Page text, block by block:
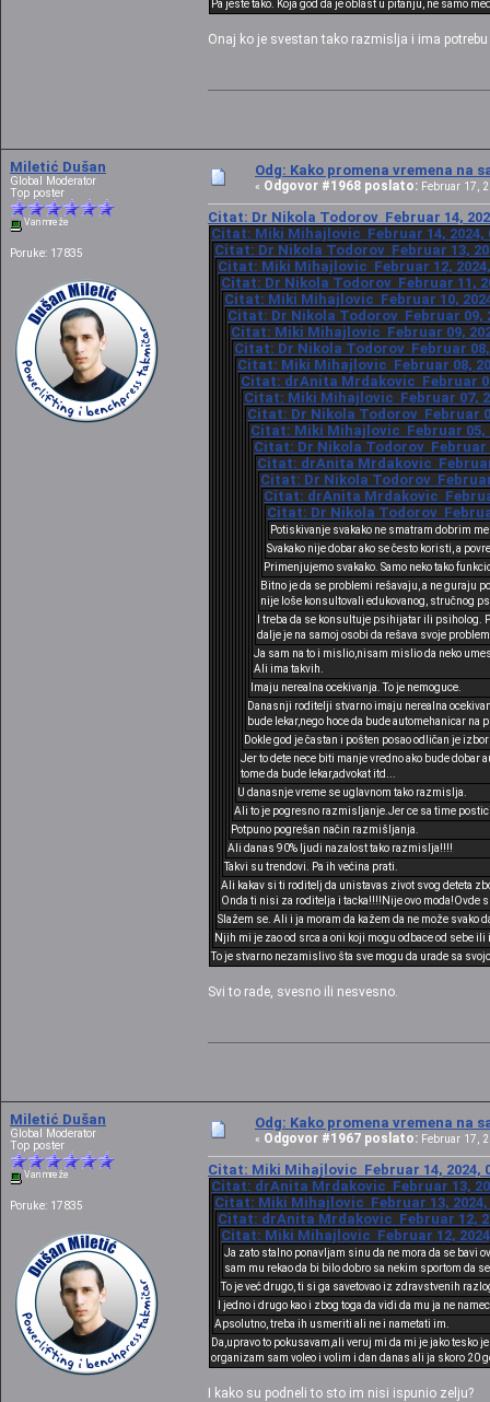
Pa jeste tako. Koja god da je oblast u pitanju, ne samo
Onaj ko je svestan tako razmislja i ima
Miletić Dušan
Global Moderator
Top poster
Van mreže
Poruke: 17835
Odg: Kako promena vremena na
« Odgovor #1968 poslato: Februar 17,
Citat: Dr Nikola Todorov Februar 14,
Citat: Miki Mihajlovic Februar 14, 2024,
Citat: Dr Nikola Todorov Februar 13,
Citat: Miki Mihajlovic Februar 12, 2024,
Citat: Dr Nikola Todorov Februar 11,
Citat: Miki Mihajlovic Februar 10,
Citat: Dr Nikola Todorov Februar 09,
Citat: Miki Mihajlovic Februar 09,
Citat: Dr Nikola Todorov Februar 08,
Citat: Miki Mihajlovic Februar 08,
Citat: drAnita Mrdakovic Februar
Citat: Miki Mihajlovic Februar 07,
Citat: Dr Nikola Todorov Februar
Citat: Miki Mihajlovic Februar 05,
Citat: Dr Nikola Todorov Februar
Citat: drAnita Mrdakovic Februar
Citat: Dr Nikola Todorov Februar
Citat: drAnita Mrdakovic
Citat: Dr Nikola Todorov
Potiskivanje svakako ne smatram dobrim
Svakako nije dobar ako se često koristi, a
Primenjujemo svakako. Samo neko tako
Bitno je da se problemi rešavaju, a ne guraju
nije loše konsultovali edukovanog, stručnog
I treba da se konsultuje psihijatar ili psiholog.
dalje je na samoj osobi da rešava svoje
Ja sam na to i mislio,nisam mislio da neko
Ali ima takvih.
Imaju nerealna ocekivanja. To je nemoguce.
Danasnji roditelji stvarno imaju nerealna
bude lekar,nego hoce da bude automehanicar
Dokle god je častan i pošten posao odličan je
Jer to dete nece biti manje vredno ako bude
tome da bude lekar,advokat itd...
U danasnje vreme se uglavnom tako razmislja.
Ali to je pogresno razmisljanje.Jer ce sa time
Potpuno pogrešan način razmišljanja.
Ali danas 90% ljudi nazalost tako razmislja!!!!
Takvi su trendovi. Pa ih većina prati.
Ali kakav si ti roditelj da unistavas zivot svog deteta
Onda ti nisi za roditelja i tacka!!!!Nije ovo moda!Ovde
Slažem se. Ali i ja moram da kažem da ne može svako
Njih mi je zao od srca a oni koji mogu odbace od sebe
To je stvarno nezamislivo šta sve mogu da urade sa
Svi to rade, svesno ili nesvesno.
Miletić Dušan
Global Moderator
Top poster
Van mreže
Poruke: 17835
Odg: Kako promena vremena na
« Odgovor #1967 poslato: Februar 17,
Citat: Miki Mihajlovic Februar 14, 2024,
Citat: drAnita Mrdakovic Februar 13,
Citat: Miki Mihajlovic Februar 13, 2024,
Citat: drAnita Mrdakovic Februar 12,
Citat: Miki Mihajlovic Februar 12,
Ja zato stalno ponavljam sinu da ne mora da se bavi
sam mu rekao da bi bilo dobro sa nekim sportom da
To je već drugo, ti si ga savetovao iz zdravstvenih
I jedno i drugo kao i zbog toga da vidi da mu ja ne
Apsolutno, treba ih usmeriti ali ne i nametati im.
Da,upravo to pokusavam,ali veruj mi da mi je jako
organizam sam voleo i volim i dan danas ali ja skoro 20
I kako su podneli to sto im nisi ispunio zelju?